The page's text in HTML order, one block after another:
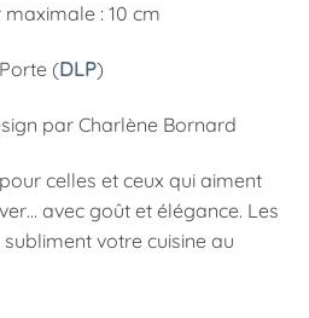
: 10 cm
(DLP)
par Charlène Bornard
celles et ceux qui aiment
avec goût et élégance. Les
votre cuisine au